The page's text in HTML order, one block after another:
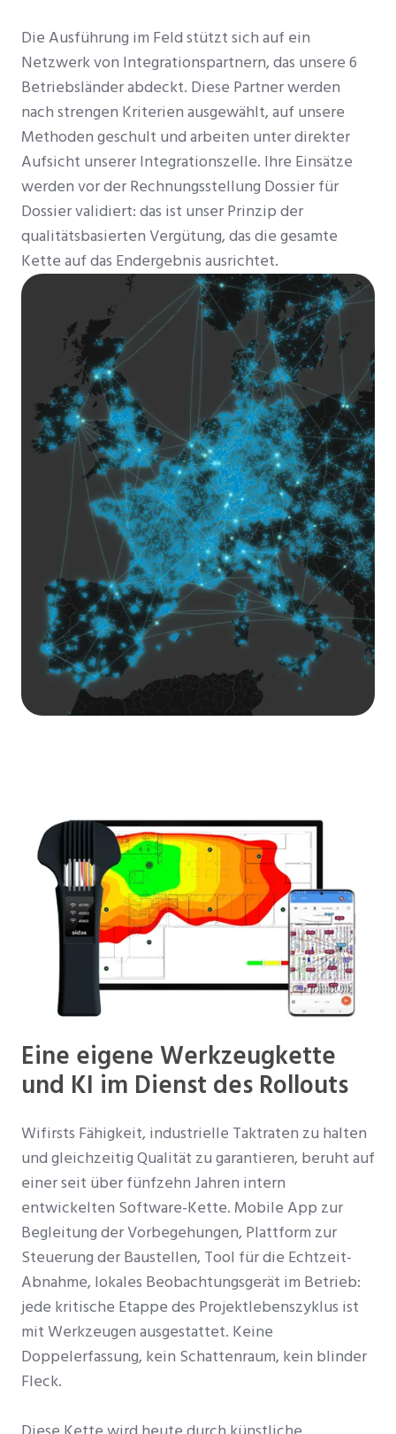
Die Ausführung im Feld stützt sich auf ein
Netzwerk von Integrationspartnern, das unsere 6
Betriebsländer abdeckt. Diese Partner werden
nach strengen Kriterien ausgewählt, auf unsere
Methoden geschult und arbeiten unter direkter
Aufsicht unserer Integrationszelle. Ihre Einsätze
werden vor der Rechnungsstellung Dossier für
Dossier validiert: das ist unser Prinzip der
qualitätsbasierten Vergütung, das die gesamte
Kette auf das Endergebnis ausrichtet.
Eine eigene Werkzeugkette
und KI im Dienst des Rollouts
Wifirsts Fähigkeit, industrielle Taktraten zu halten
und gleichzeitig Qualität zu garantieren, beruht auf
einer seit über fünfzehn Jahren intern
entwickelten Software-Kette. Mobile App zur
Begleitung der Vorbegehungen, Plattform zur
Steuerung der Baustellen, Tool für die Echtzeit-
Abnahme, lokales Beobachtungsgerät im Betrieb:
jede kritische Etappe des Projektlebenszyklus ist
mit Werkzeugen ausgestattet. Keine
Doppelerfassung, kein Schattenraum, kein blinder
Fleck.